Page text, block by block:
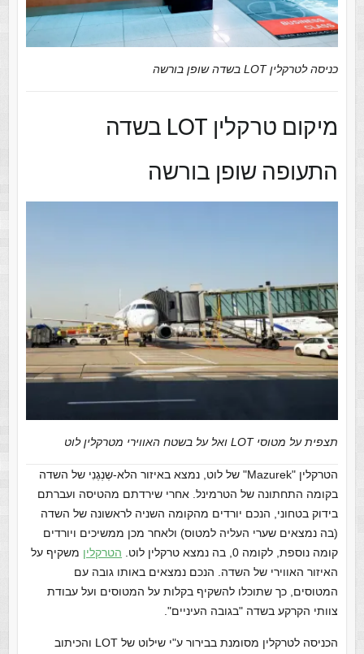
כניסה לטרקלין LOT בשדה שופן בורשה
מיקום טרקלין LOT בשדה
התעופה שופן בורשה
תצפית על מטוסי LOT ואל על בשטח האווירי מטרקלין לוט
הטרקלין "Mazurek" של לוט, נמצא באיזור הלא-שֶנְגֶנִי של השדה
בקומה התחתונה של הטרמינל. אחרי שירדתם מהטיסה ועברתם
בידוק בטחוני, הנכם יורדים מהקומה השניה לראשונה של השדה
(בה נמצאים שערי העליה למטוס) ולאחר מכן ממשיכים ויורדים
קומה נוספת, לקומה 0, בה נמצא טרקלין לוט.
הטרקלין משקיף על
האיזור האווירי של השדה. הנכם נמצאים באותו גובה עם
המטוסים, כך שתוכלו להשקיף בקלות על המטוסים ועל עבודת
צוותי הקרקע בשדה "בגובה העיניים".
הכניסה לטרקלין מסומנת בבירור ע"י שילוט של LOT והכיתוב